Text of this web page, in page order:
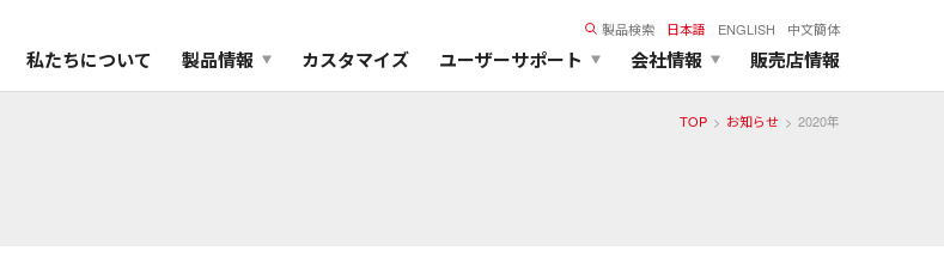
製品検索 日本語 ENGLISH 中文簡体
私たちについて 製品情報 カスタマイズ ユーザーサポート 会社情報 販売店情報
TOP お知らせ 2020年